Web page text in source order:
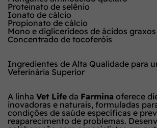
Proteinato de selênio
Ionato de cálcio
Propionato de cálcio
Mono e diglicerídeos de ácidos graxos
Concentrado de tocoferóis
Ingredientes de Alta Qualidade para
Veterinária Superior
A linha Vet Life da Farmina oferece
inovadoras e naturais, formuladas
condições de saúde específicas e
reaparecimento de problemas.